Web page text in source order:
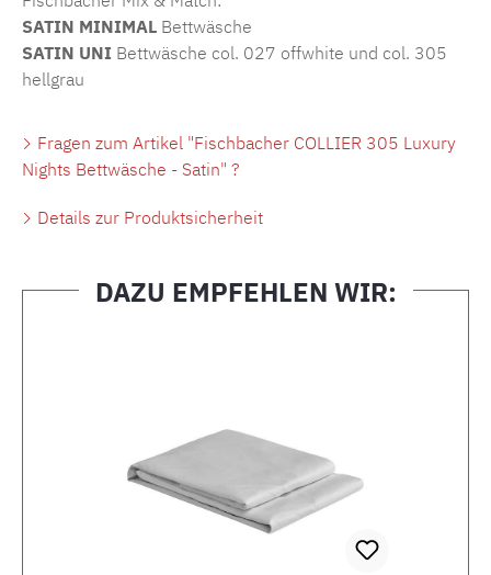
SATIN MINIMAL Bettwäsche
SATIN UNI Bettwäsche col. 027 offwhite und col. 305
hellgrau
Fragen zum Artikel "Fischbacher COLLIER 305 Luxury
Nights Bettwäsche - Satin" ?
Details zur Produktsicherheit
DAZU EMPFEHLEN WIR: